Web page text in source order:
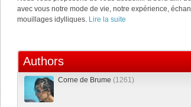
avec vous notre mode de vie, notre expérience,
mouillages idylliques. Lire la suite
Authors
Corne de Brume (1261)